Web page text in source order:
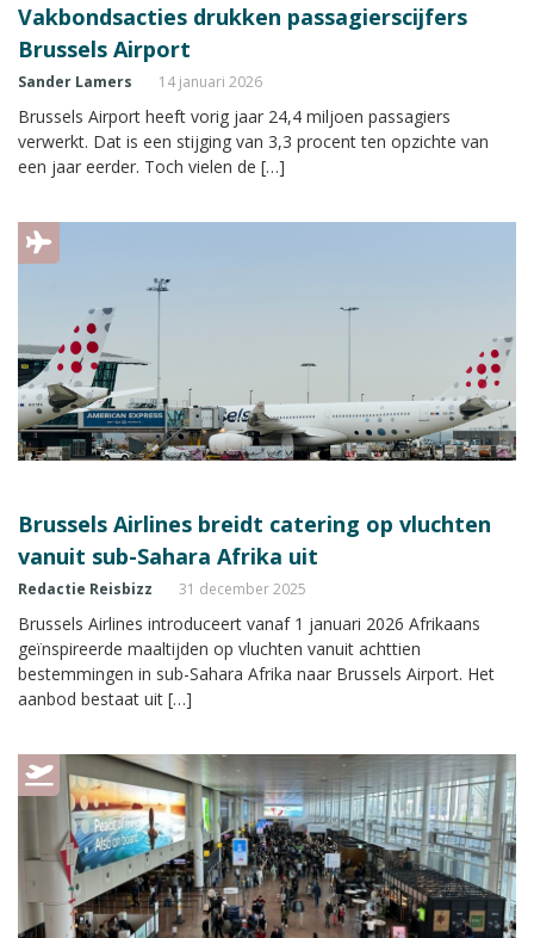
Vakbondsacties drukken passagierscijfers
Brussels Airport
Sander Lamers 14 januari 2026
Brussels Airport heeft vorig jaar 24,4 miljoen passagiers
verwerkt. Dat is een stijging van 3,3 procent ten opzichte van
een jaar eerder. Toch vielen de […]
Brussels Airlines breidt catering op vluchten
vanuit sub-Sahara Afrika uit
Redactie Reisbizz 31 december 2025
Brussels Airlines introduceert vanaf 1 januari 2026 Afrikaans
geïnspireerde maaltijden op vluchten vanuit achttien
bestemmingen in sub-Sahara Afrika naar Brussels Airport. Het
aanbod bestaat uit […]